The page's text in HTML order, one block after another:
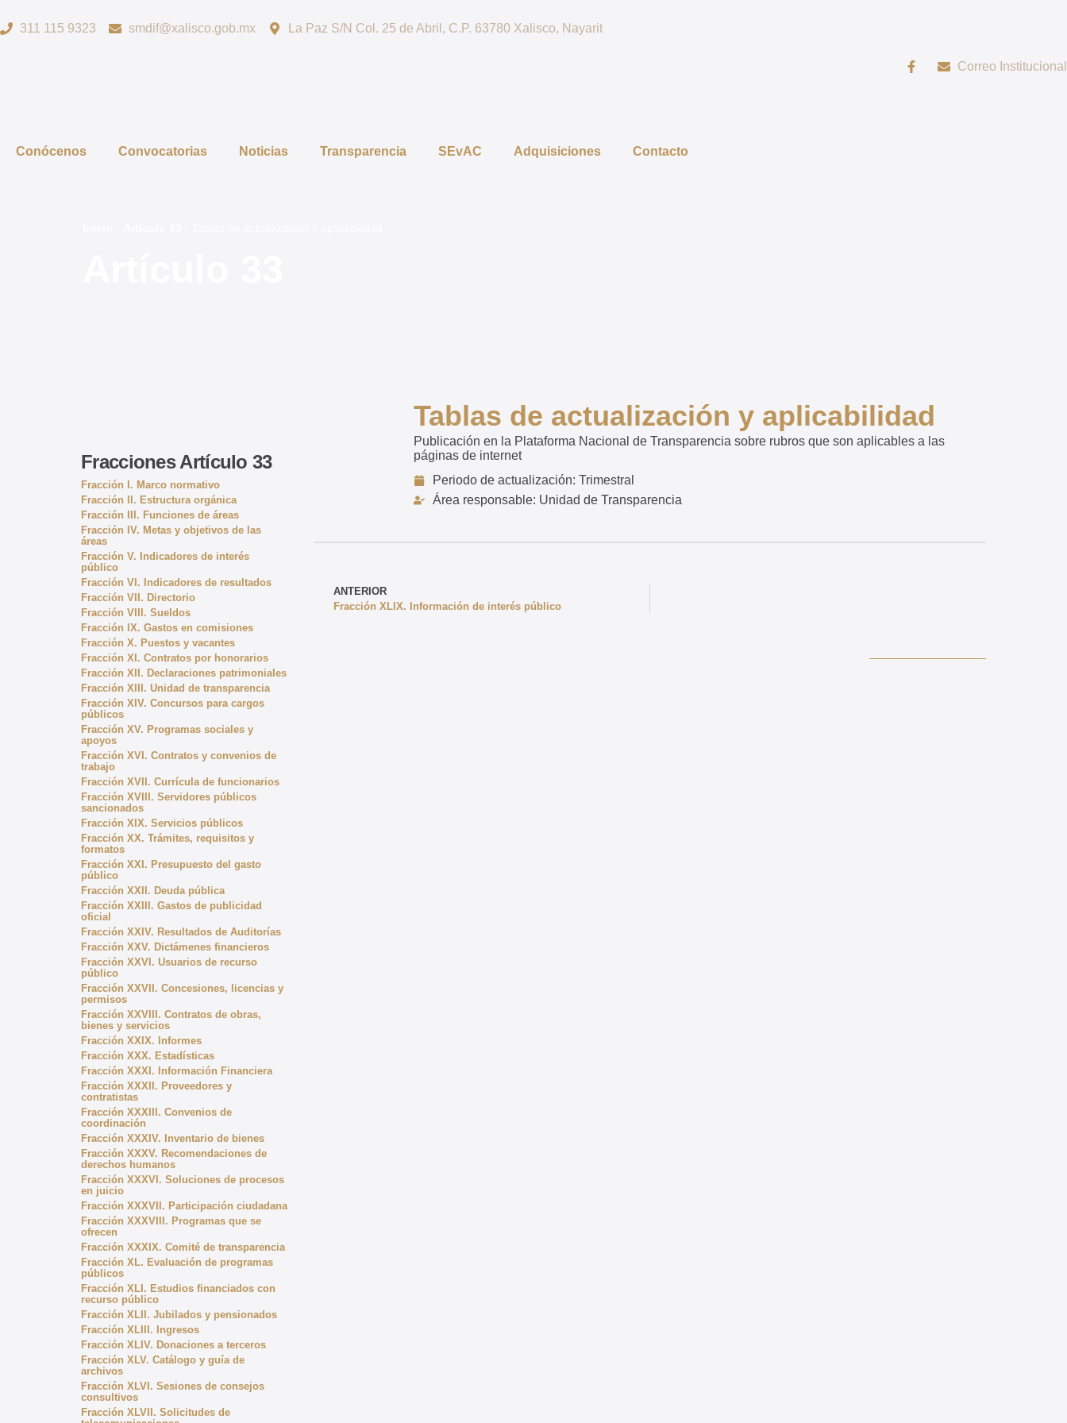
311 115 9323 smdif@xalisco.gob.mx La Paz S/N Col. 25 de Abril, C.P. 63780 Xalisco, Nayarit
Correo Institucional
Conócenos Convocatorias Noticias Transparencia SEvAC Adquisiciones Contacto
Fracciones Artículo 33
Fracción I. Marco normativo
Fracción II. Estructura orgánica
Fracción III. Funciones de áreas
Fracción IV. Metas y objetivos de las
áreas
Fracción V. Indicadores de interés
público
Fracción VI. Indicadores de resultados
Fracción VII. Directorio
Fracción VIII. Sueldos
Fracción IX. Gastos en comisiones
Fracción X. Puestos y vacantes
Fracción XI. Contratos por honorarios
Fracción XII. Declaraciones patrimoniales
Fracción XIII. Unidad de transparencia
Fracción XIV. Concursos para cargos
públicos
Fracción XV. Programas sociales y
apoyos
Fracción XVI. Contratos y convenios de
trabajo
Fracción XVII. Currícula de funcionarios
Fracción XVIII. Servidores públicos
sancionados
Fracción XIX. Servicios públicos
Fracción XX. Trámites, requisitos y
formatos
Fracción XXI. Presupuesto del gasto
público
Fracción XXII. Deuda pública
Fracción XXIII. Gastos de publicidad
oficial
Fracción XXIV. Resultados de Auditorías
Fracción XXV. Dictámenes financieros
Fracción XXVI. Usuarios de recurso
público
Fracción XXVII. Concesiones, licencias y
permisos
Fracción XXVIII. Contratos de obras,
bienes y servicios
Fracción XXIX. Informes
Fracción XXX. Estadísticas
Fracción XXXI. Información Financiera
Fracción XXXII. Proveedores y
contratistas
Fracción XXXIII. Convenios de
coordinación
Fracción XXXIV. Inventario de bienes
Fracción XXXV. Recomendaciones de
derechos humanos
Fracción XXXVI. Soluciones de procesos
en juicio
Fracción XXXVII. Participación ciudadana
Fracción XXXVIII. Programas que se
ofrecen
Fracción XXXIX. Comité de transparencia
Fracción XL. Evaluación de programas
públicos
Fracción XLI. Estudios financiados con
recurso público
Fracción XLII. Jubilados y pensionados
Fracción XLIII. Ingresos
Fracción XLIV. Donaciones a terceros
Fracción XLV. Catálogo y guía de
archivos
Fracción XLVI. Sesiones de consejos
consultivos
Fracción XLVII. Solicitudes de
Tablas de actualización y aplicabilidad
Publicación en la Plataforma Nacional de Transparencia sobre rubros que son aplicables a las
páginas de internet
Periodo de actualización: Trimestral
Área responsable: Unidad de Transparencia
ANTERIOR
Fracción XLIX. Información de interés público